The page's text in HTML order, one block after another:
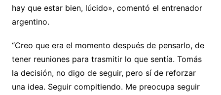
hay que estar bien, lúcido», comentó el entrenador
argentino.
“Creo que era el momento después de pensarlo, de
tener reuniones para trasmitir lo que sentía. Tomás
la decisión, no digo de seguir, pero sí de reforzar
una idea. Seguir compitiendo. Me preocupa seguir